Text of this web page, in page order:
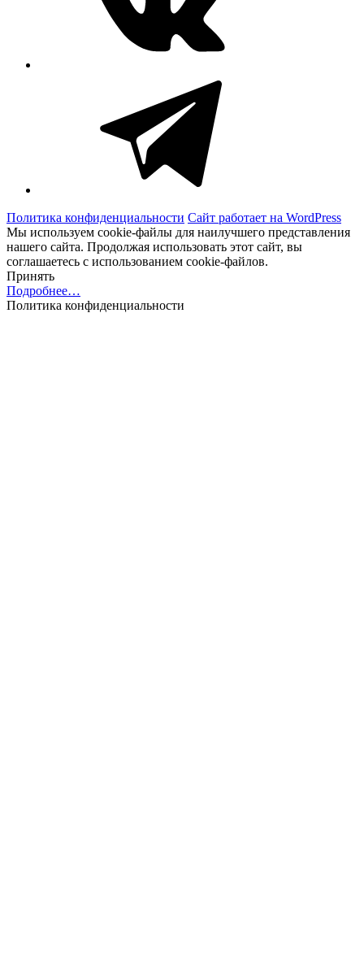
Политика конфиденциальности Сайт работает на WordPress
Мы используем cookie-файлы для наилучшего представления
нашего сайта. Продолжая использовать этот сайт, вы
соглашаетесь с использованием cookie-файлов.
Принять
Подробнее…
Политика конфиденциальности